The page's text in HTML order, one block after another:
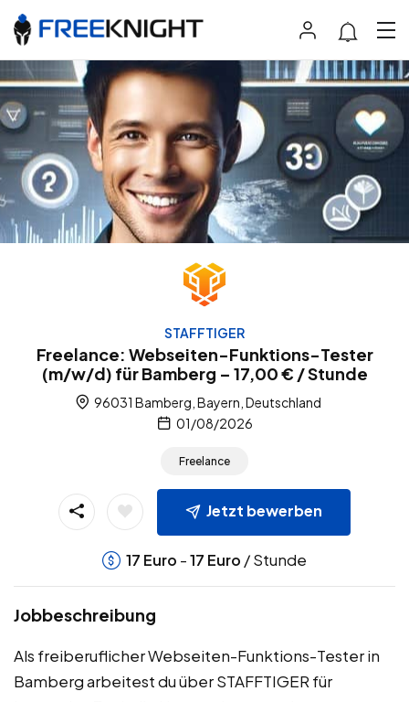
STAFFTIGER
Freelance: Webseiten-Funktions-Tester
(m/w/d) für Bamberg – 17,00 € / Stunde
96031 Bamberg, Bayern, Deutschland
01/08/2026
Freelance
Jetzt bewerben
17 Euro -17 Euro / Stunde
Jobbeschreibung
Als freiberuflicher Webseiten-Funktions-Tester in
Bamberg arbeitest du über STAFFTIGER für